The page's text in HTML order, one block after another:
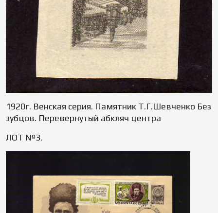
1920г. Венская серия. Памятник Т.Г.Шевченко Без
зубцов. Перевернутый абкляч центра
ЛОТ №3.